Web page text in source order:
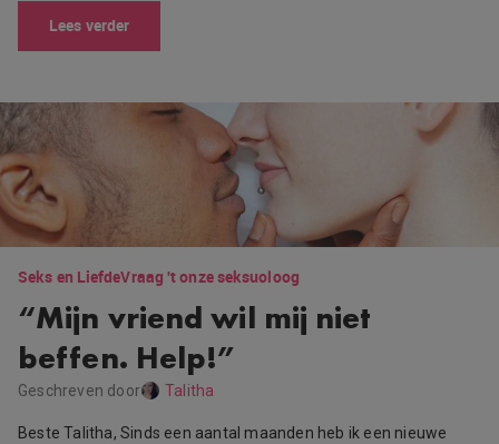
Lees verder
Seks en LiefdeVraag 't onze seksuoloog
“Mijn vriend wil mij niet
beffen. Help!”
Geschreven door Talitha
Beste Talitha, Sinds een aantal maanden heb ik een nieuwe